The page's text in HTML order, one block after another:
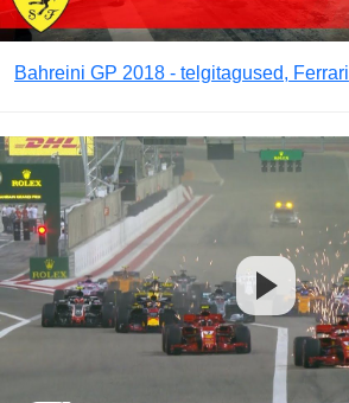
Bahreini GP 2018 - telgitagused, Ferrari